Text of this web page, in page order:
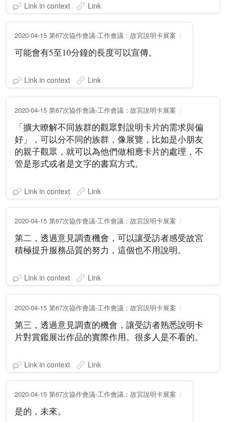
Link in context Link
2020-04-15 第67次協作會議-工作會議：故宮說明卡展案
可能會有5至10分鐘的長度可以宣傳。
Link in context Link
2020-04-15 第67次協作會議-工作會議：故宮說明卡展案
「擴大瞭解不同族群的觀眾對說明卡片的需求與偏
好」，可以分不同的族群，像展覽，比如是小朋友
的親子觀眾，就可以為他們做相應卡片的處理，不
管是形式或者是文字的書寫方式。
Link in context Link
2020-04-15 第67次協作會議-工作會議：故宮說明卡展案
第二，透過意見調查機會，可以讓受訪者感受故宮
積極提升服務品質的努力，這個也不用說明。
Link in context Link
2020-04-15 第67次協作會議-工作會議：故宮說明卡展案
第三，透過意見調查的機會，讓受訪者熟悉說明卡
片對賞鑑展出作品的實際作用。很多人是不看的。
Link in context Link
2020-04-15 第67次協作會議-工作會議：故宮說明卡展案
是的，未來。